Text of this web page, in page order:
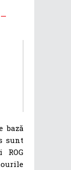
bază
sunt
ROG